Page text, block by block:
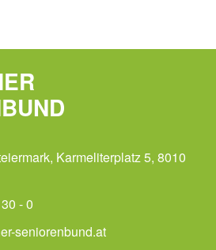
Karmeliterplatz 5, 8010
- 0
seniorenbund.at